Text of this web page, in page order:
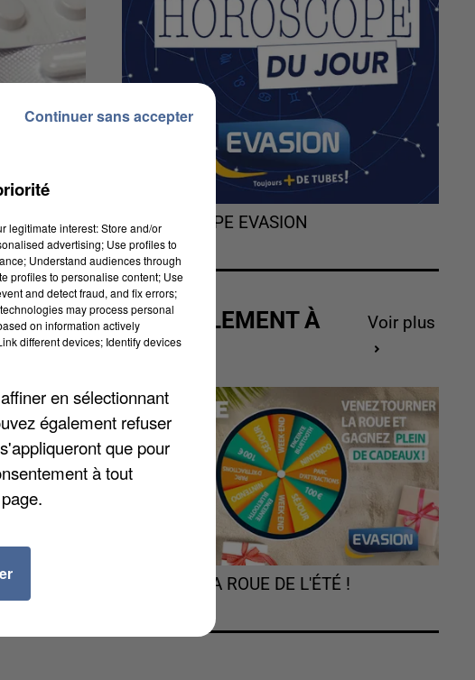
Ces
qui
L'HOROSCOPE EVASION
ACTUELLEMENT À
GAGNER
Voir plus
TOURNEZ LA ROUE DE L'ÉTÉ !
legitimate interest: Store and/or
advertising; Use profiles to
Understand audiences through
profiles to personalise content; Use
and detect fraud, and fix errors;
may process personal
on information actively
different devices; Identify devices
en sélectionnant
également refuser
que pour
à tout
Continuer sans accepter